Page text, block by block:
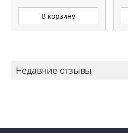
В корзину
Недавние отзывы